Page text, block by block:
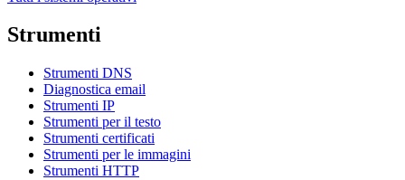
Strumenti
Strumenti DNS
Diagnostica email
Strumenti IP
Strumenti per il testo
Strumenti certificati
Strumenti per le immagini
Strumenti HTTP